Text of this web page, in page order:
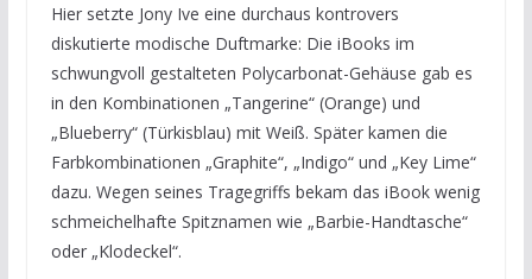
Hier setzte Jony Ive eine durchaus kontrovers
diskutierte modische Duftmarke: Die iBooks im
schwungvoll gestalteten Polycarbonat-Gehäuse gab es
in den Kombinationen „Tangerine“ (Orange) und
„Blueberry“ (Türkisblau) mit Weiß. Später kamen die
Farbkombinationen „Graphite“, „Indigo“ und „Key Lime“
dazu. Wegen seines Tragegriffs bekam das iBook wenig
schmeichelhafte Spitznamen wie „Barbie-Handtasche“
oder „Klodeckel“.